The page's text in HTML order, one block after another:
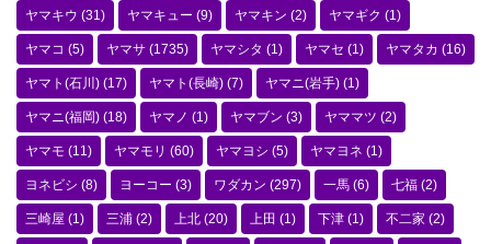
ヤマキウ (31) ヤマキュー (9) ヤマキン (2) ヤマギク (1)
ヤマコ (5) ヤマサ (1735) ヤマシタ (1) ヤマセ (1) ヤマタカ (16)
ヤマト(石川) (17) ヤマト(長崎) (7) ヤマニ(岩手) (1)
ヤマニ(福岡) (18) ヤマノ (1) ヤマブン (3) ヤママツ (2)
ヤマモ (11) ヤマモリ (60) ヤマヨシ (5) ヤマヨネ (1)
ヨネビシ (8) ヨーコー (3) ワダカン (297) 一馬 (6) 七福 (2)
三崎屋 (1) 三浦 (2) 上北 (20) 上田 (1) 下津 (1) 不二家 (2)